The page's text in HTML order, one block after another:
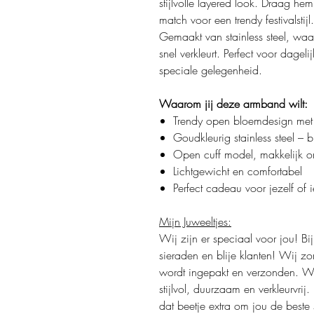
match voor een trendy festivalstijl.
Gemaakt van stainless steel,
snel verkleurt. Perfect voor
speciale gelegenheid.
Waarom jij deze armband wilt:
Trendy open bloemdesign
Goudkleurig stainless steel –
Open cuff model, makkelijk
Lichtgewicht en comfortabel
Perfect cadeau voor jezelf of
Mijn Juweeltjes:
Wij zijn er speciaal voor jou!
sieraden en blije klanten! Wij
wordt ingepakt en verzonden.
stijlvol, duurzaam en
dat beetje extra om jou de